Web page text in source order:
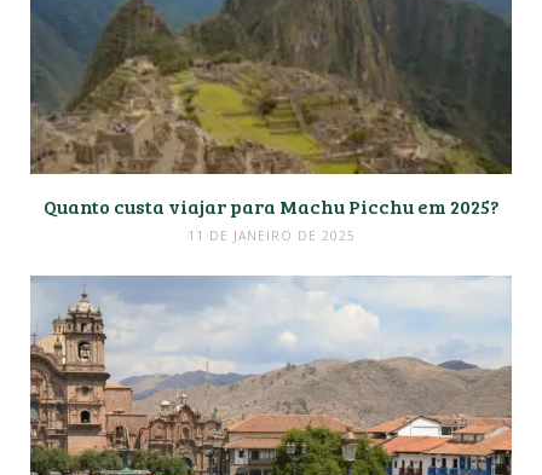
Quanto custa viajar para Machu Picchu em 2025?
11 DE JANEIRO DE 2025